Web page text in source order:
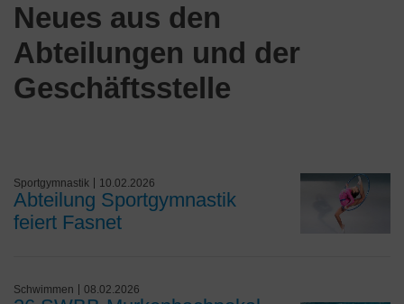
Neues aus den
Abteilungen und der
Geschäftsstelle
Sportgymnastik 10.02.2026
Abteilung Sportgymnastik
feiert Fasnet
Schwimmen 08.02.2026